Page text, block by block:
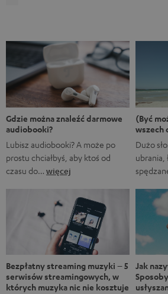
Marvela A gdyby…?, w którym
alternatywne historie z FUM.
natychmiast rozpoznają, że pierwsze
Marvela, podczas gdy ostatnie to
nadchodzących
Gdzie można znaleźć darmowe
audiobooki?
Lubisz audiobooki? A może po
prostu chciałbyś, aby ktoś od
czasu do… więcej
(Być
wszech
Dużo
ubrania,
Bezpłatny streaming muzyki – 5
serwisów streamingowych, w
których muzyka nic nie kosztuje
Jak